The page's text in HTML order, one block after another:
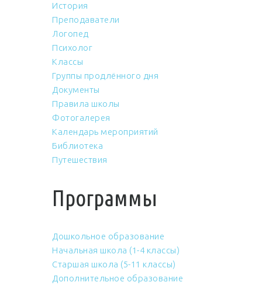
История
Преподаватели
Логопед
Психолог
Классы
Группы продлённого дня
Документы
Правила школы
Фотогалерея
Календарь мероприятий
Библиотека
Путешествия
Программы
Дошкольное образование
Начальная школа (1-4 классы)
Старшая школа (5-11 классы)
Дополнительное образование